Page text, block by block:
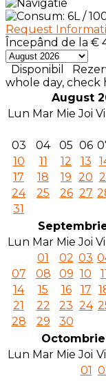
Request
Începând de la €
Disponibil
whole day, check
August
Lun Mar Mie Joi
03
04 05 06
10
11 12 13
17
18 19 20
24
25 26 27
31
Lun Mar Mie Joi
01
02 03
07
08 09 10
14
15 16 17
21
22 23 24
28
29
30
Lun Mar Mie Joi
01